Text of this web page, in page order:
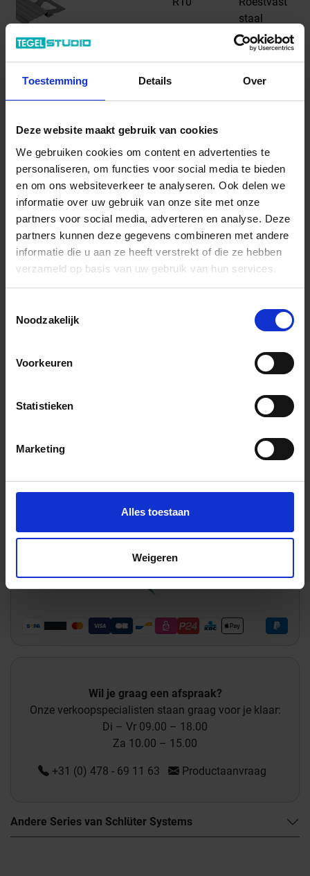
Toestemming Details Over
Deze website maakt gebruik van cookies
We gebruiken cookies om content en advertenties te
personaliseren, om functies voor social media te bieden
en om ons websiteverkeer te analyseren. Ook delen we
informatie over uw gebruik van onze site met onze
partners voor social media, adverteren en analyse. Deze
partners kunnen deze gegevens combineren met andere
informatie die u aan ze heeft verstrekt of die ze hebben
verzameld op basis van uw gebruik van hun services.
Noodzakelijk
Voorkeuren
Statistieken
Marketing
Alles toestaan
Weigeren
staal
TE80/V4A
R10
E -
Roestvast
staal
Productinformatie
Gegevensblad downloaden - PDF
Levertijd 7-9 werkdagen, verzendtijd 5-7 werkdagen
Verzending via expeditie
22.23 € /Stuk
20,21 €/Stuk
20,21 € / lfm
Totale prijs / geleverde hoeveelheid
In het winkelmandje
Wil je graag een afspraak?
Onze verkoopspecialisten staan graag voor je klaar:
Di – Vr 09.00 – 18.00
Za 10.00 – 15.00
+31 (0) 478 - 69 11 63 Productaanvraag
Andere Series van Schlüter Systems